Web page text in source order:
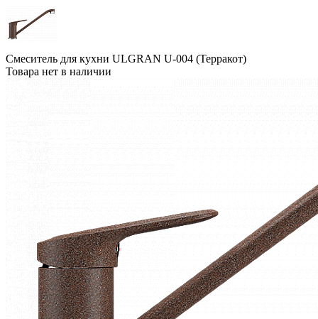
Смеситель для кухни ULGRAN U-004 (Терракот)
Товара нет в наличии